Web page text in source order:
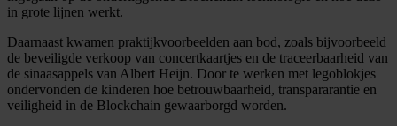
in grote lijnen werkt.
Daarnaast kwamen praktijkvoorbeelden aan bod, zoals bijvoorbeeld
de beveiligde verkoop van concertkaartjes en de traceerbaarheid van
de sinaasappels van Albert Heijn. Door te werken met legoblokjes
ondervonden de kinderen hoe betrouwbaarheid, transpararantie en
veiligheid in de Blockchain gewaarborgd worden.